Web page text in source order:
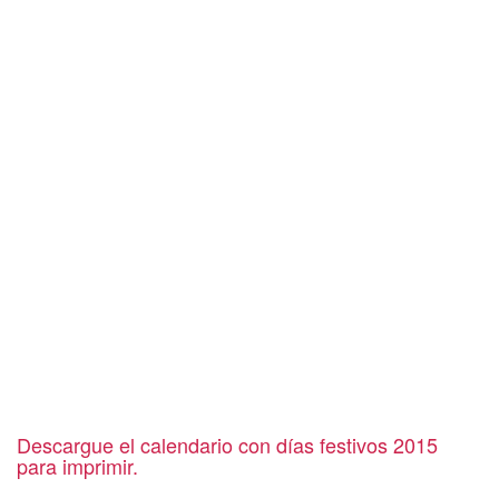
Descargue el calendario con días festivos 2015
para imprimir.